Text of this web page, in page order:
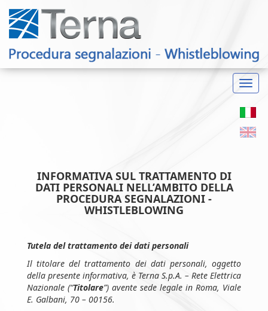
INFORMATIVA SUL TRATTAMENTO DI
DATI PERSONALI NELL’AMBITO DELLA
PROCEDURA SEGNALAZIONI -
WHISTLEBLOWING
Tutela del trattamento dei dati personali
Il titolare del trattamento dei dati personali, oggetto
della presente informativa, è Terna S.p.A. – Rete Elettrica
Nazionale (“Titolare”) avente sede legale in Roma, Viale
E. Galbani, 70 – 00156.